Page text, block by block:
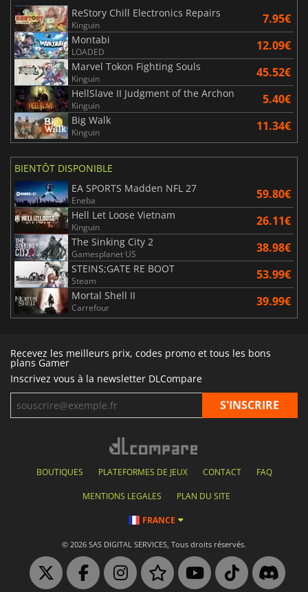
ReStory Chill Electronics Repairs
Kinguin 7.95€
Montabi
LOADED 12.09€
Marvel Tokon Fighting Souls
Kinguin 45.52€
HellSlave II Judgment of the Archon
Kinguin 5.40€
Big Walk
Kinguin 11.34€
BIENTÔT DISPONIBLE
EA SPORTS Madden NFL 27
Eneba 59.80€
Hell Let Loose Vietnam
Kinguin 26.11€
The Sinking City 2
Gamesplanet US 38.98€
STEINS;GATE RE BOOT
Steam 53.99€
Mortal Shell II
Carrefour 39.99€
Recevez les meilleurs prix, codes promo et tous les bons
plans Gamer
Inscrivez vous à la newsletter DLCompare
BOUTIQUES PLATEFORMES DE JEUX CONTACT FAQ
MENTIONS LEGALES PLAN DU SITE
FRANCE
© 2026 SAS DIGITAL SERVICES, Tous droits réservés.